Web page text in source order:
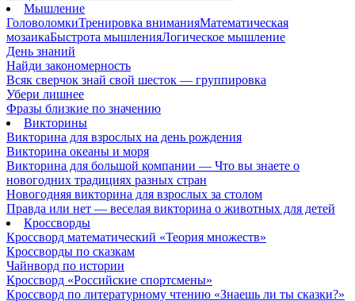
Мышление
ГоловоломкиТренировка вниманияМатематическая
мозаикаБыстрота мышленияЛогическое мышление
День знаний
Найди закономерность
Всяк сверчок знай свой шесток — группировка
Убери лишнее
Фразы близкие по значению
Викторины
Викторина для взрослых на день рождения
Викторина океаны и моря
Викторина для большой компании — Что вы знаете о
новогодних традициях разных стран
Новогодняя викторина для взрослых за столом
Правда или нет — веселая викторина о животных для детей
Кроссворды
Кроссворд математический «Теория множеств»
Кроссворды по сказкам
Чайнворд по истории
Кроссворд «Российские спортсмены»
Кроссворд по литературному чтению «Знаешь ли ты сказки?»